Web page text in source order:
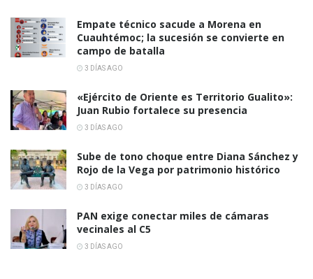
Empate técnico sacude a Morena en
Cuauhtémoc; la sucesión se convierte en
campo de batalla
3 DÍAS AGO
«Ejército de Oriente es Territorio Gualito»:
Juan Rubio fortalece su presencia
3 DÍAS AGO
Sube de tono choque entre Diana Sánchez y
Rojo de la Vega por patrimonio histórico
3 DÍAS AGO
PAN exige conectar miles de cámaras
vecinales al C5
3 DÍAS AGO